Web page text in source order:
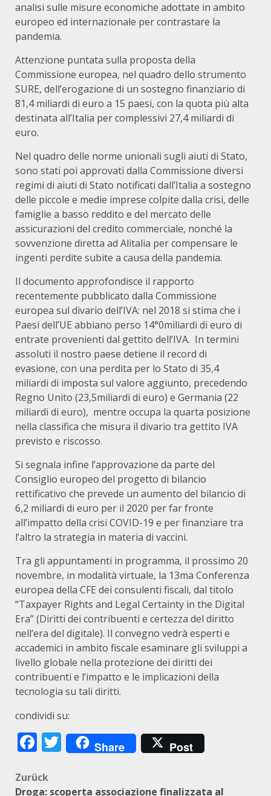
analisi sulle misure economiche adottate in ambito
europeo ed internazionale per contrastare la
pandemia.
Attenzione puntata sulla proposta della
Commissione europea, nel quadro dello strumento
SURE, dell’erogazione di un sostegno finanziario di
81,4 miliardi di euro a 15 paesi, con la quota più alta
destinata all’Italia per complessivi 27,4 miliardi di
euro.
Nel quadro delle norme unionali sugli aiuti di Stato,
sono stati poi approvati dalla Commissione diversi
regimi di aiuti di Stato notificati dall’Italia a sostegno
delle piccole e medie imprese colpite dalla crisi, delle
famiglie a basso reddito e del mercato delle
assicurazioni del credito commerciale, nonché la
sovvenzione diretta ad Alitalia per compensare le
ingenti perdite subite a causa della pandemia.
Il documento approfondisce il rapporto
recentemente pubblicato dalla Commissione
europea sul divario dell’IVA: nel 2018 si stima che i
Paesi dell’UE abbiano perso 14°0miliardi di euro di
entrate provenienti dal gettito dell’IVA. In termini
assoluti il nostro paese detiene il record di
evasione, con una perdita per lo Stato di 35,4
miliardi di imposta sul valore aggiunto, precedendo
Regno Unito (23,5miliardi di euro) e Germania (22
miliardi di euro), mentre occupa la quarta posizione
nella classifica che misura il divario tra gettito IVA
previsto e riscosso.
Si segnala infine l’approvazione da parte del
Consiglio europeo del progetto di bilancio
rettificativo che prevede un aumento del bilancio di
6,2 miliardi di euro per il 2020 per far fronte
all’impatto della crisi COVID-19 e per finanziare tra
l’altro la strategia in materia di vaccini.
Tra gli appuntamenti in programma, il prossimo 20
novembre, in modalità virtuale, la 13ma Conferenza
europea della CFE dei consulenti fiscali, dal titolo
“Taxpayer Rights and Legal Certainty in the Digital
Era” (Diritti dei contribuenti e certezza del diritto
nell’era del digitale). Il convegno vedrà esperti e
accademici in ambito fiscale esaminare gli sviluppi a
livello globale nella protezione dei diritti dei
contribuenti e l’impatto e le implicazioni della
tecnologia su tali diritti.
condividi su:
Facebook
Twitter
Share Post
Beitragsnavigation
Zurück
Droga: scoperta associazione finalizzata al